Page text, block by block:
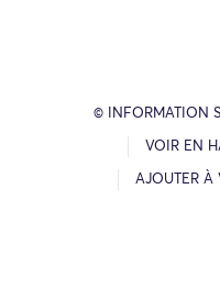
© INFORMATION
VOIR EN
AJOUTER À